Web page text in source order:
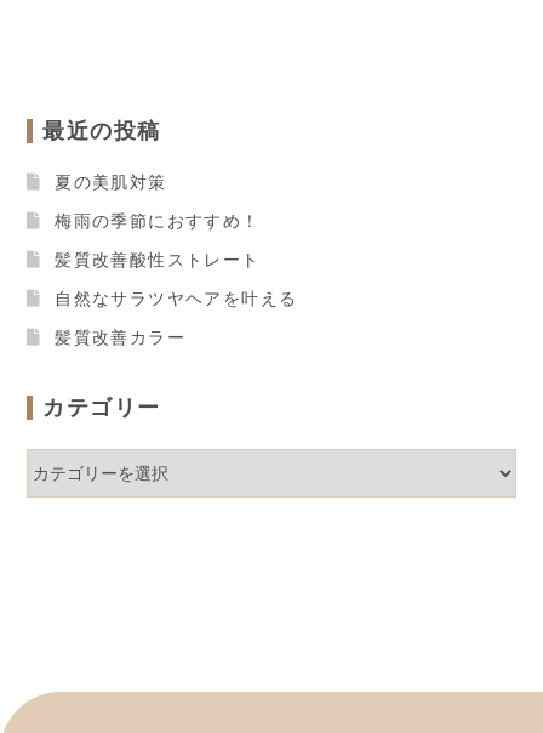
最近の投稿
夏の美肌対策
梅雨の季節におすすめ！
髪質改善酸性ストレート
自然なサラツヤヘアを叶える
髪質改善カラー
カテゴリー
テ
ゴ